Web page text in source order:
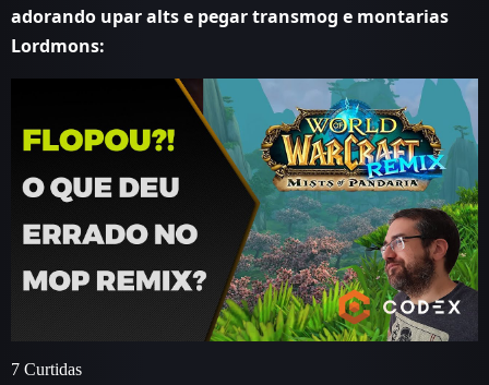
adorando upar alts e pegar transmog e montarias
Lordmons:
7 Curtidas